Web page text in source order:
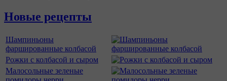
Новые рецепты
Шампиньоны
фаршированные колбасой
Рожки с колбасой и сыром
Малосольные зеленые